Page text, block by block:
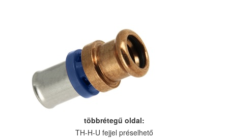
többrétegű oldal:
TH-H-U fejjel préselhető